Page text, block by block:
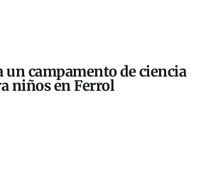
un campamento de ciencia
niños en Ferrol